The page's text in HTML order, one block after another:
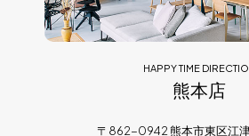
HAPPY TIME
熊本店
〒862-0942 熊本市東区江